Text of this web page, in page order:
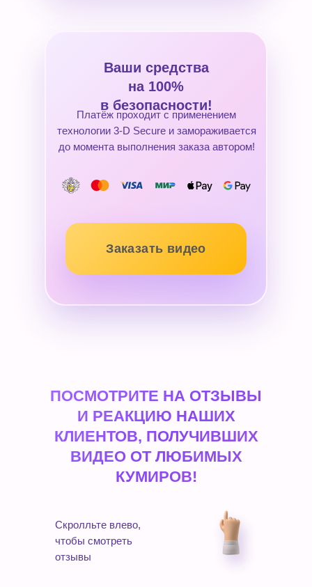
Платёж проходит с применением
технологии 3-D Secure и замораживается
до момента выполнения заказа автором!
Ваши средства
на 100%
в безопасности!
Заказать видео
ПОСМОТРИТЕ НА ОТЗЫВЫ
И РЕАКЦИЮ НАШИХ
КЛИЕНТОВ, ПОЛУЧИВШИХ
ВИДЕО ОТ ЛЮБИМЫХ
КУМИРОВ!
Скролльте влево,
чтобы смотреть
отзывы